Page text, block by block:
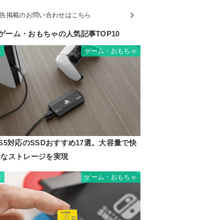
掲載のお問い合わせはこちら
ーム・おもちゃの人気記事TOP10
ゲーム・おもちゃ
対応のSSDおすすめ17選。大容量で快
ストレージを実現
ゲーム・おもちゃ